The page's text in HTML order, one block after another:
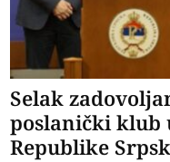
Selak
poslanički klub
Republike